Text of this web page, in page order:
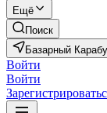
Ещё
Поиск
Базарный
Войти
Войти